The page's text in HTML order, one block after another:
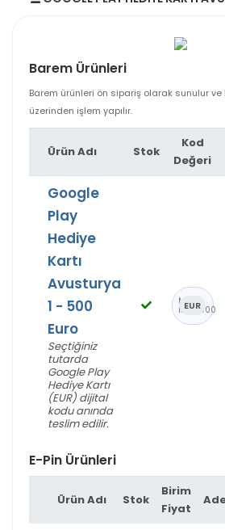
Barem Ürünleri
Barem ürünleri ön sipariş olarak sunulur
üzerinden işlem yapılır.
Ürün Adı Stok
Kod
Değeri
Google
Play
Hediye
Kartı
Avusturya
1 - 500
Euro
Seçtiğiniz
tutarda
Google Play
Hediye Kartı
(EUR) dijital
kodu anında
teslim edilir.
Min: 1
Max: 500
EUR
E-Pin Ürünleri
Ürün Adı Stok
Birim
Fiyat
Üzgünüm!